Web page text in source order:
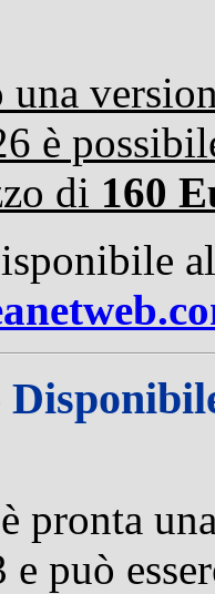
una
è
di 160
pronta
può